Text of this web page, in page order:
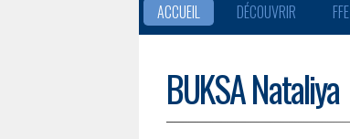
ACCUEIL DÉCOUVRIR FFE
BUKSA Nataliya